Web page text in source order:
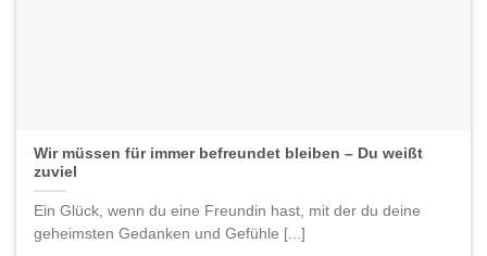
Wir müssen für immer befreundet bleiben – Du weißt
zuviel
Ein Glück, wenn du eine Freundin hast, mit der du deine
geheimsten Gedanken und Gefühle [...]